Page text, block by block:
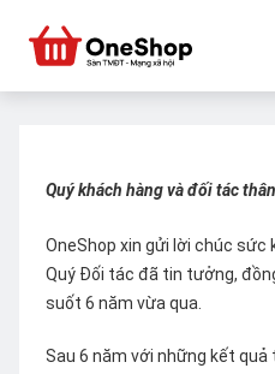
Quý khách hàng và đối tác
OneShop xin gửi lời chúc sức
Quý Đối tác đã tin tưởng,
suốt 6 năm vừa qua.
Sau 6 năm với những kết